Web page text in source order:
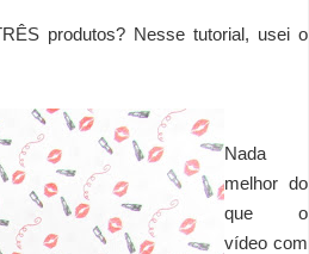
produtos? Nesse tutorial, usei o
Nada
melhor do
que o
vídeo com